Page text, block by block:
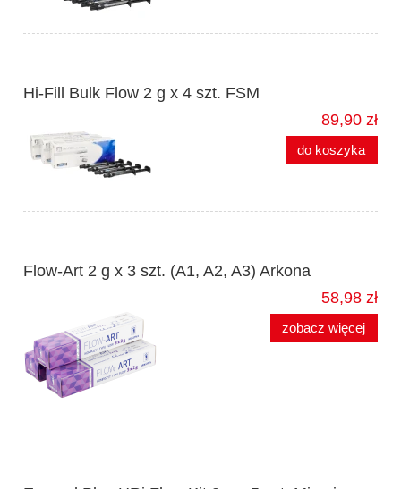
Hi-Fill Bulk Flow 2 g x 4 szt. FSM
89,90 zł
do koszyka
Flow-Art 2 g x 3 szt. (A1, A2, A3) Arkona
58,98 zł
zobacz więcej